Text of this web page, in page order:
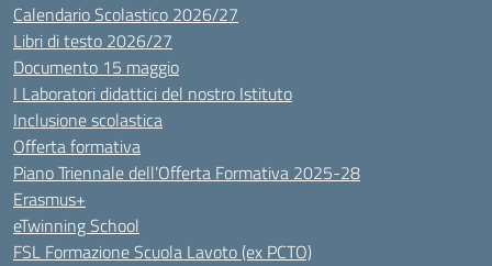
Calendario Scolastico 2026/27
Libri di testo 2026/27
Documento 15 maggio
I Laboratori didattici del nostro Istituto
Inclusione scolastica
Offerta formativa
Piano Triennale dell’Offerta Formativa 2025-28
Erasmus+
eTwinning School
FSL Formazione Scuola Lavoto (ex PCTO)